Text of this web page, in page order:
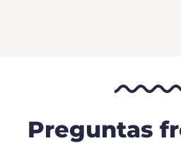
Preguntas